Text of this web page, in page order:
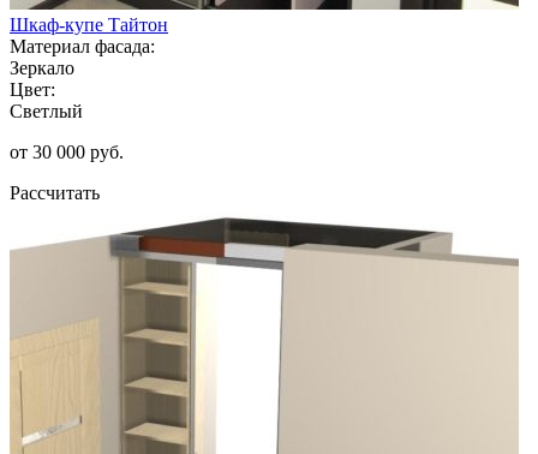
Шкаф-купе Тайтон
Материал фасада:
Зеркало
Цвет:
Светлый
от 30 000 руб.
Рассчитать